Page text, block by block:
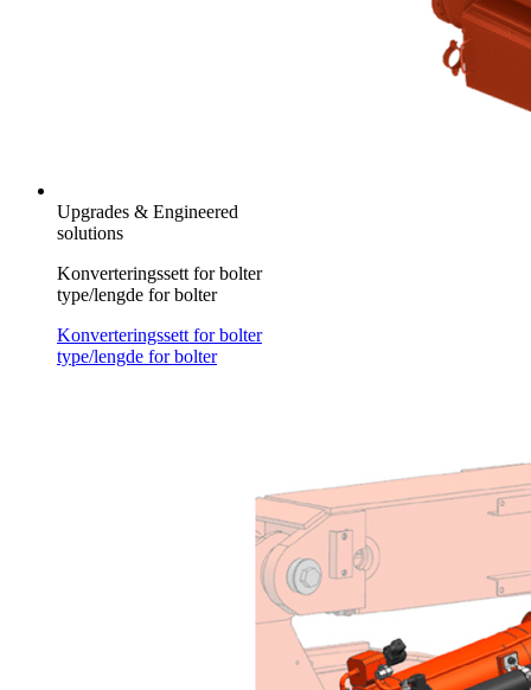
Upgrades & Engineered
solutions
Konverteringssett for bolter
type/lengde for bolter
Konverteringssett for bolter
type/lengde for bolter